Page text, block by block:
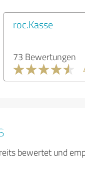
roc.Kasse
73 Bewertungen
bewertet und